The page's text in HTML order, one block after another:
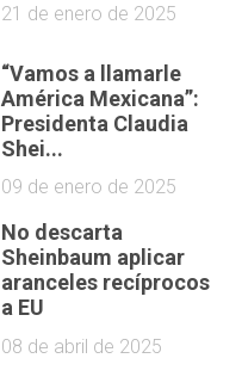
21 de enero de 2025
“Vamos a llamarle
América Mexicana”:
Presidenta Claudia
Shei...
09 de enero de 2025
No descarta
Sheinbaum aplicar
aranceles recíprocos
a EU
08 de abril de 2025